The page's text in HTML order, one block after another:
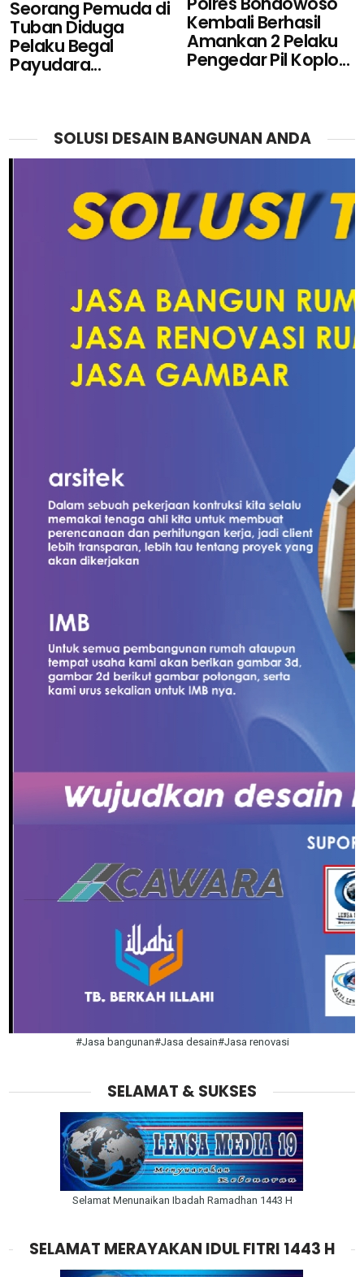
Seorang Pemuda di
Tuban Diduga
Pelaku Begal
Payudara...
Kembali Berhasil
Amankan 2 Pelaku
Pengedar Pil Koplo...
SOLUSI DESAIN BANGUNAN ANDA
#Jasa bangunan#Jasa desain#Jasa renovasi
SELAMAT & SUKSES
Selamat Menunaikan Ibadah Ramadhan 1443 H
SELAMAT MERAYAKAN IDUL FITRI 1443 H